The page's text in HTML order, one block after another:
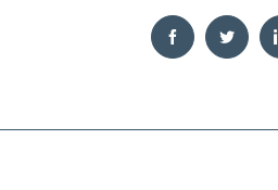
FacebookTwitter